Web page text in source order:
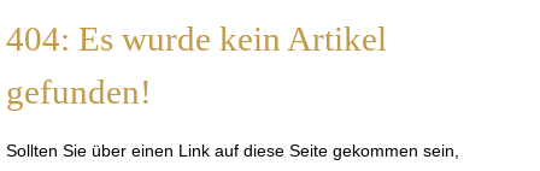
404: Es wurde kein Artikel
gefunden!
Sollten Sie über einen Link auf diese Seite gekommen sein,